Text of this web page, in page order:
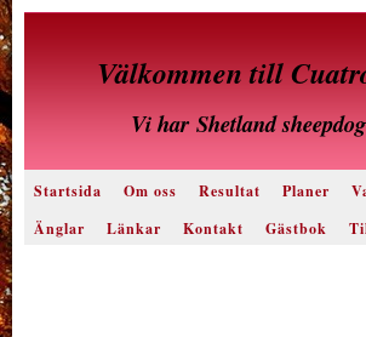
Välkommen till
Vi harShetland sheepdog
Startsida Om oss Resultat Planer
Änglar
Länkar Kontakt Gästbok